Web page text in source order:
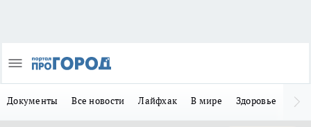
Документы Все новости Лайфхак В мире Здоровье